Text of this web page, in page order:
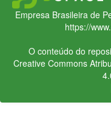
Empresa Brasileira de
https://
O conteúdo do
Creative Commons